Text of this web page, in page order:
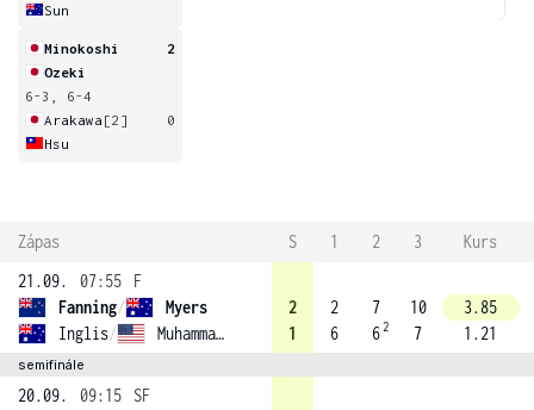
Sun
Minokoshi
2
Ozeki
6-3, 6-4
Arakawa [2]
0
Hsu
Zápas S 1 2 3
Kurs
21.09.
07:55
F
Fanning/
Myers
Inglis/ Muhammad (1)
2
1
2
6
7
62
10
7
3.85
1.21
semifinále
20.09. 09:15
SF